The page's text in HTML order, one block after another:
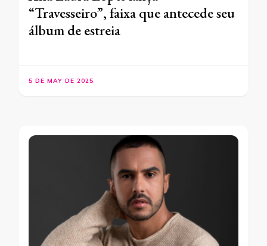
“Travesseiro”, faixa que antecede seu
álbum de estreia
5 DE MAY DE 2025